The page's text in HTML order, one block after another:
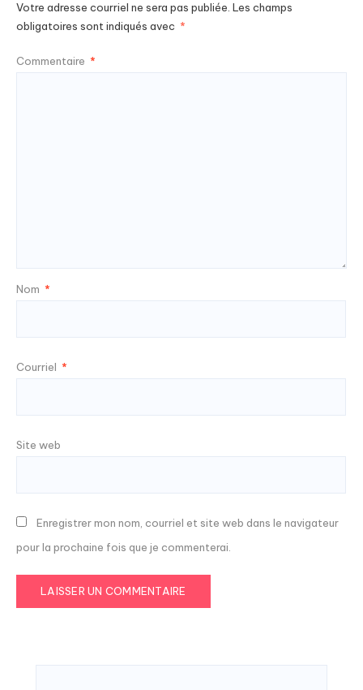
Votre adresse courriel ne sera pas publiée. Les champs
obligatoires sont indiqués avec *
Commentaire *
Nom *
Courriel *
Site web
Enregistrer mon nom, courriel et site web dans le navigateur
pour la prochaine fois que je commenterai.